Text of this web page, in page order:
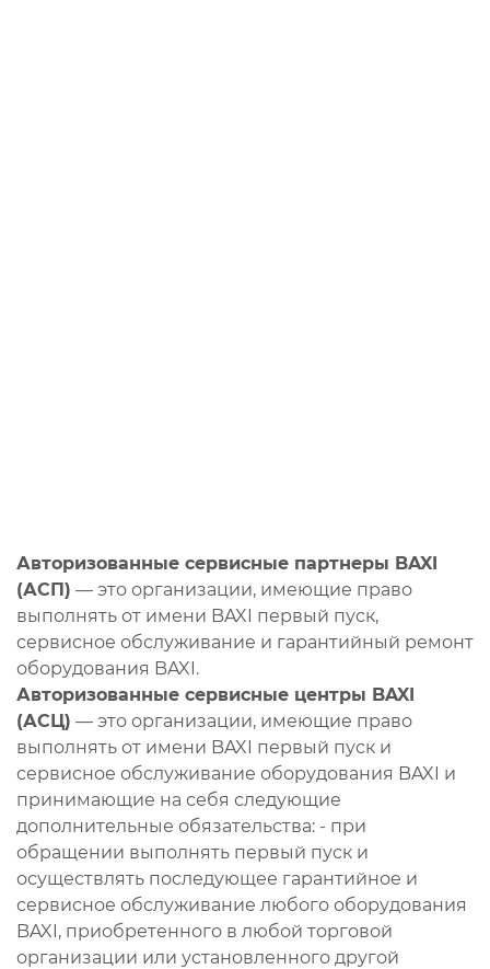
Авторизованные сервисные партнеры BAXI
(АСП) — это организации, имеющие право
выполнять от имени BAXI первый пуск,
сервисное обслуживание и гарантийный ремонт
оборудования BAXI.
Авторизованные сервисные центры BAXI
(АСЦ) — это организации, имеющие право
выполнять от имени BAXI первый пуск и
сервисное обслуживание оборудования BAXI и
принимающие на себя следующие
дополнительные обязательства: - при
обращении выполнять первый пуск и
осуществлять последующее гарантийное и
сервисное обслуживание любого оборудования
BAXI, приобретенного в любой торговой
организации или установленного другой